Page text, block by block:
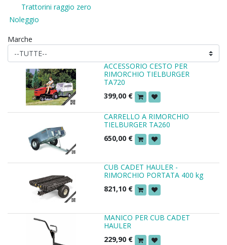
Trattorini raggio zero
Noleggio
Marche
ACCESSORIO CESTO PER
RIMORCHIO TIELBURGER
TA720
399,00 €
CARRELLO A RIMORCHIO
TIELBURGER TA260
650,00 €
CUB CADET HAULER -
RIMORCHIO PORTATA 400 kg
821,10 €
MANICO PER CUB CADET
HAULER
229,90 €